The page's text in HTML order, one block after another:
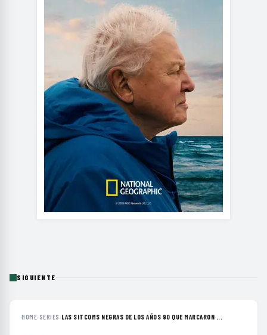
SIGUIENTE
HOME› SERIES ›LAS SITCOMS NEGRAS DE LOS AÑOS 90 QUE MARCARON ...